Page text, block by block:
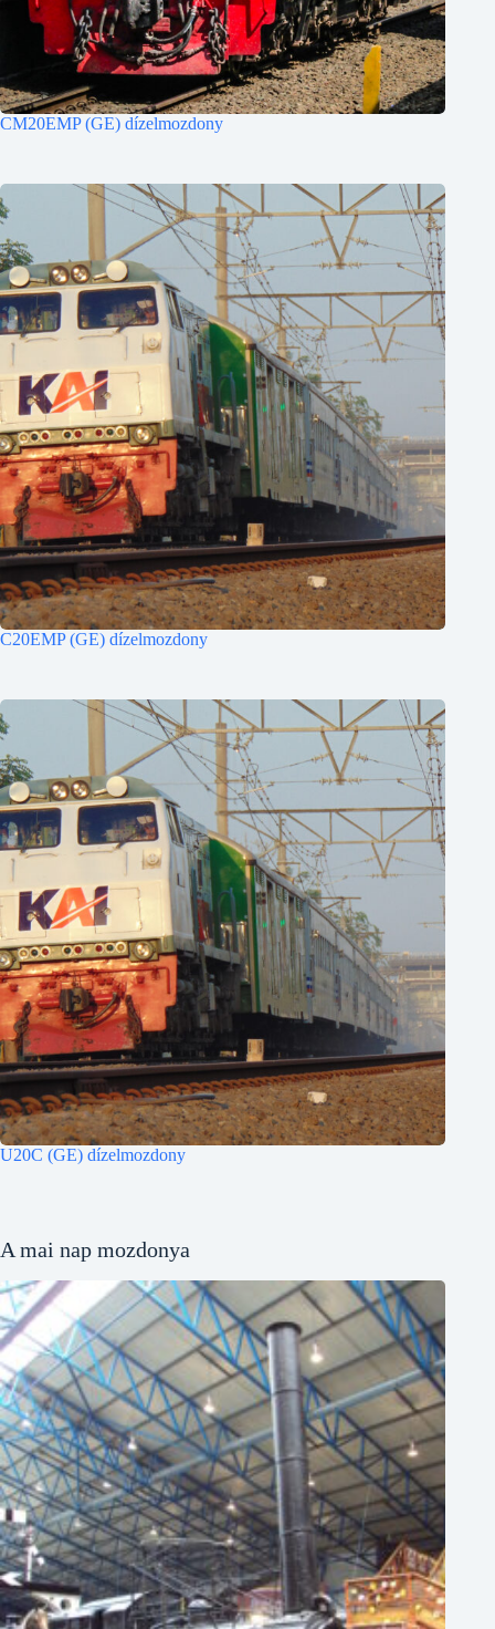
CM20EMP (GE) dízelmozdony
C20EMP (GE) dízelmozdony
U20C (GE) dízelmozdony
A mai nap mozdonya